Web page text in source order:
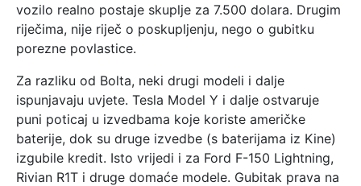
vozilo realno postaje skuplje za 7.500 dolara. Drugim
riječima, nije riječ o poskupljenju, nego o gubitku
porezne povlastice.
Za razliku od Bolta, neki drugi modeli i dalje
ispunjavaju uvjete. Tesla Model Y i dalje ostvaruje
puni poticaj u izvedbama koje koriste američke
baterije, dok su druge izvedbe (s baterijama iz Kine)
izgubile kredit. Isto vrijedi i za Ford F-150 Lightning,
Rivian R1T i druge domaće modele. Gubitak prava na